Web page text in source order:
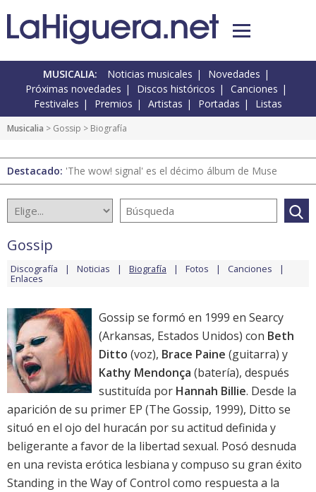
MUSICALIA: Noticias musicales
Novedades
Próximas novedades
Discos históricos
Canciones
Festivales
Premios Artistas Portadas Listas
Musicalia > Gossip > Biografía
Destacado: 'The wow! signal' es el décimo álbum de Muse
Gossip
Discografía Noticias Biografía Fotos Canciones
Enlaces
Gossip se formó en 1999 en Searcy
(Arkansas, Estados Unidos) con Beth
Ditto (voz), Brace Paine (guitarra) y
Kathy Mendonça (batería), después
sustituída por Hannah Billie. Desde la
aparición de su primer EP (The Gossip, 1999), Ditto se
situó en el ojo del huracán por su actitud definida y
beligerante a favor de la libertad sexual. Posó desnuda
en una revista erótica lesbiana y compuso su gran éxito
Standing in the Way of Control como respuesta a la